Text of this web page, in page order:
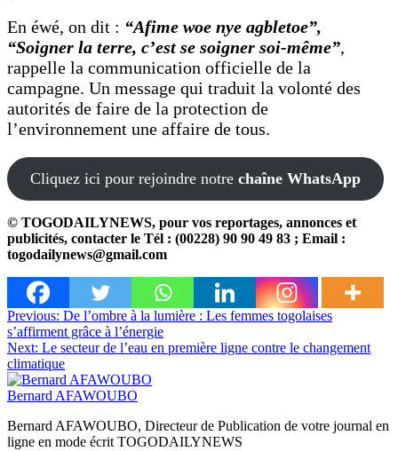
En éwé, on dit : “Afime woe nye agbletoe”,
“Soigner la terre, c’est se soigner soi-même”,
rappelle la communication officielle de la
campagne. Un message qui traduit la volonté des
autorités de faire de la protection de
l’environnement une affaire de tous.
Cliquez ici pour rejoindre notre chaîne WhatsApp
© TOGODAILYNEWS, pour vos reportages, annonces et
publicités, contacter le Tél : (00228) 90 90 49 83 ; Email :
togodailynews@gmail.com
Navigation
de
l’article
Previous: De l’ombre à la lumière : Les femmes togolaises
s’affirment grâce à l’énergie
Next: Le secteur de l’eau en première ligne contre le changement
climatique
Bernard AFAWOUBO
Bernard AFAWOUBO, Directeur de Publication de votre journal en
ligne en mode écrit TOGODAILYNEWS